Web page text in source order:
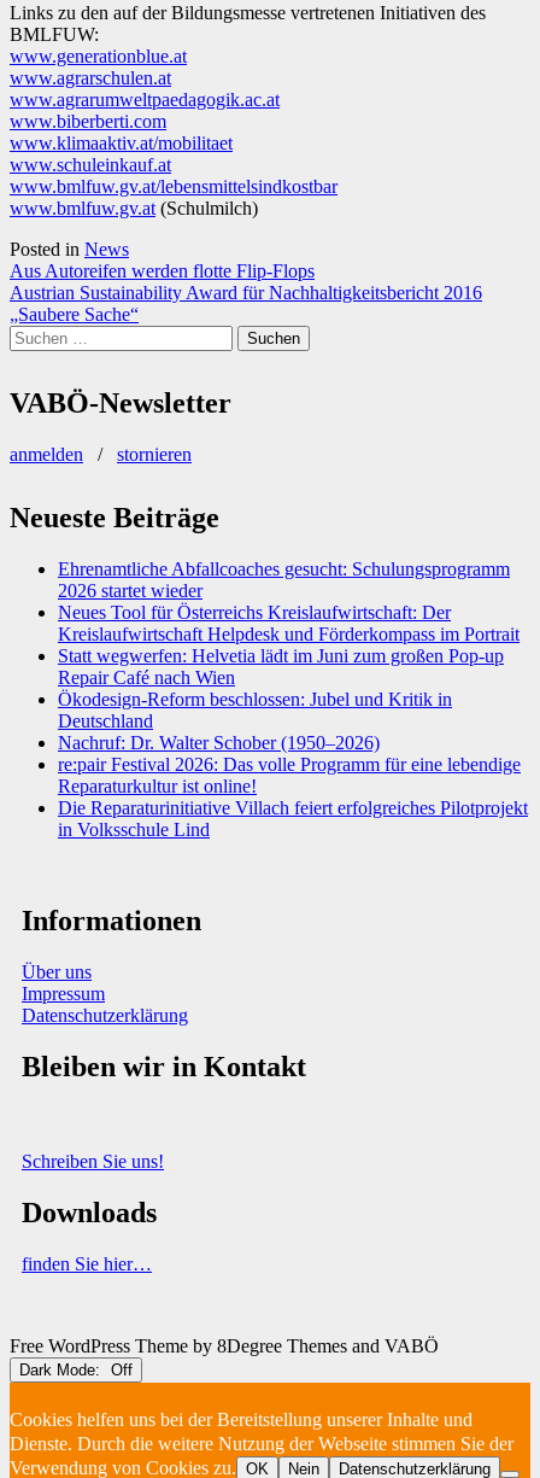
Links zu den auf der Bildungsmesse vertretenen Initiativen des
BMLFUW:
www.generationblue.at
www.agrarschulen.at
www.agrarumweltpaedagogik.ac.at
www.biberberti.com
www.klimaaktiv.at/mobilitaet
www.schuleinkauf.at
www.bmlfuw.gv.at/lebensmittelsindkostbar
www.bmlfuw.gv.at (Schulmilch)
Posted in News
Beitragsnavigation
Aus Autoreifen werden flotte Flip-Flops
Austrian Sustainability Award für Nachhaltigkeitsbericht 2016
„Saubere Sache“
Suchen
nach:
VABÖ-Newsletter
anmelden / stornieren
Neueste Beiträge
Ehrenamtliche Abfallcoaches gesucht: Schulungsprogramm
2026 startet wieder
Neues Tool für Österreichs Kreislaufwirtschaft: Der
Kreislaufwirtschaft Helpdesk und Förderkompass im Portrait
Statt wegwerfen: Helvetia lädt im Juni zum großen Pop-up
Repair Café nach Wien
Ökodesign-Reform beschlossen: Jubel und Kritik in
Deutschland
Nachruf: Dr. Walter Schober (1950–2026)
re:pair Festival 2026: Das volle Programm für eine lebendige
Reparaturkultur ist online!
Die Reparaturinitiative Villach feiert erfolgreiches Pilotprojekt
in Volksschule Lind
Informationen
Über uns
Impressum
Datenschutzerklärung
Bleiben wir in Kontakt
Schreiben Sie uns!
Downloads
finden Sie hier…
Free WordPress Theme by 8Degree Themes and VABÖ
Dark Mode:
Cookies helfen uns bei der Bereitstellung unserer Inhalte und
Dienste. Durch die weitere Nutzung der Webseite stimmen Sie der
Verwendung von Cookies zu. OK Nein Datenschutzerklärung